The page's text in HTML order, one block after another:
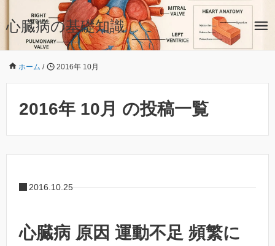
心臓病の基礎知識
ホーム / 2016年 10月
2016年 10月 の投稿一覧
2016.10.25
心臓病 原因 運動不足 頻繁に